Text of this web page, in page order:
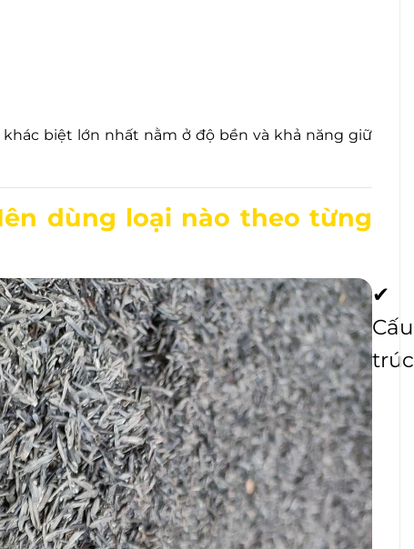
khác biệt lớn nhất nằm ở độ bền và khả năng giữ
dùng loại nào theo từng
✔
Cấu
trúc